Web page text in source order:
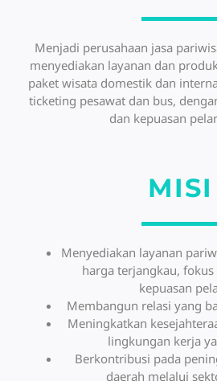
Menjadi perusahaan jasa
menyediakan layanan dan
paket wisata domestik dan
ticketing pesawat dan bus,
dan kepuasan
MISI
Menyediakan layanan
harga terjangkau,
kepuasan
Membangun relasi yang
Meningkatkan
lingkungan kerja
Berkontribusi pada
daerah melalui